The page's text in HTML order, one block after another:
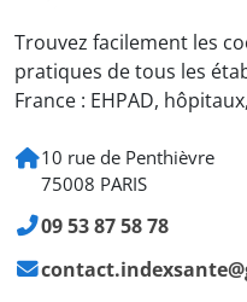
Trouvez facilement les
pratiques de tous les
France : EHPAD,
10 rue de Penthièvre
75008 PARIS
09 53 87 58 78